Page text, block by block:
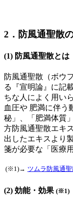
2．防風通聖散
(1) 防風通聖散とは
防風通聖散 （ボウ
る『宣明論』に記
ちな人によく用い
血圧や 肥満に伴う
秘」、「肥満体質
方防風通聖散エキ
出したエキスより
箋が必要な「 医療
(※1)→ ツムラ防風通聖
(2) 効能・効果 (※1)